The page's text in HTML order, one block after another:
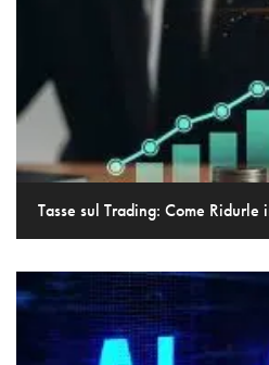
Tasse sul Trading: Come Ridurle